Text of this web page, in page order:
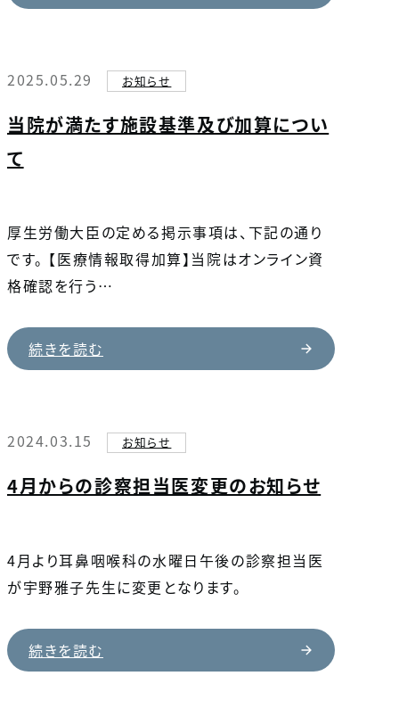
お知らせ
当院が満たす施設基準及び加算につい
て
2025.05.29
厚生労働大臣の定める掲示事項は、下記の通り
です。 【医療情報取得加算】当院はオンライン資
格確認を行う…
続きを読む
お知らせ
4月からの診察担当医変更のお知らせ
2024.03.15
4月より耳鼻咽喉科の水曜日午後の診察担当医
が宇野雅子先生に変更となります。
続きを読む